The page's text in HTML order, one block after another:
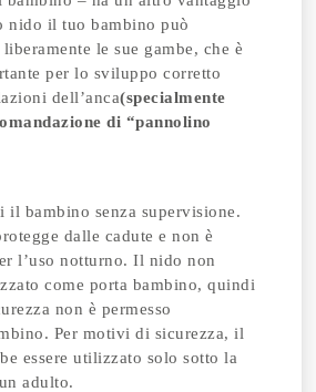
nido il tuo bambino può
le sue gambe, che è
per lo sviluppo corretto
dell’anca(specialmente
di “pannolino
il bambino senza supervisione.
dalle cadute e non è
l’uso notturno. Il nido non
come porta bambino, quindi
non è permesso
Per motivi di sicurezza, il
essere utilizzato solo sotto la
adulto.